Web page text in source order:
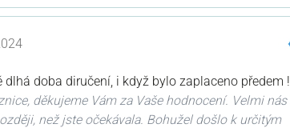
doba diručení, i když bylo zaplaceno předem !
děkujeme Vám za Vaše hodnocení. Velmi nás
než jste očekávala. Bohužel došlo k určitým